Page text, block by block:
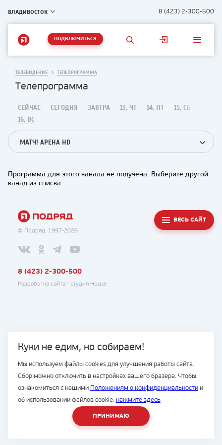
ВЛАДИВОСТОК 8 (423) 2-300-500
ПОДКЛЮЧИТЬСЯ
Куки не едим, но собираем!
Мы используем файлы cookies для улучшения работы сайта.
Сбор можно отключить в настройках вашего бразера. Чтобы
ознакомиться с нашими Положениям о конфиденциальностии
об использовании файлов cookie. нажмите здесь
ПРИНИМАЮ
ТЕЛЕВИДЕНИЕ ТЕЛЕПРОГРАММА
Телепрограмма
СЕЙЧАС СЕГОДНЯ ЗАВТРА 13, ЧТ 14, ПТ
15, СБ
16, ВС
МАТЧ! АРЕНА HD
Программа для этого канала не получена. Выберите другой
канал из списка.
© Подряд, 1997-2026
ВЕСЬ САЙТ
8 (423) 2-300-500
Разработка сайта - студия House